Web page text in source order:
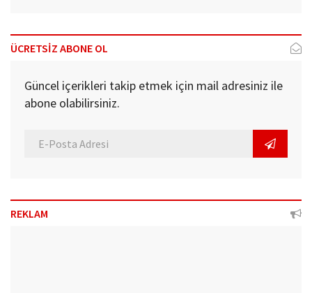
ÜCRETSİZ ABONE OL
Güncel içerikleri takip etmek için mail adresiniz ile
abone olabilirsiniz.
REKLAM